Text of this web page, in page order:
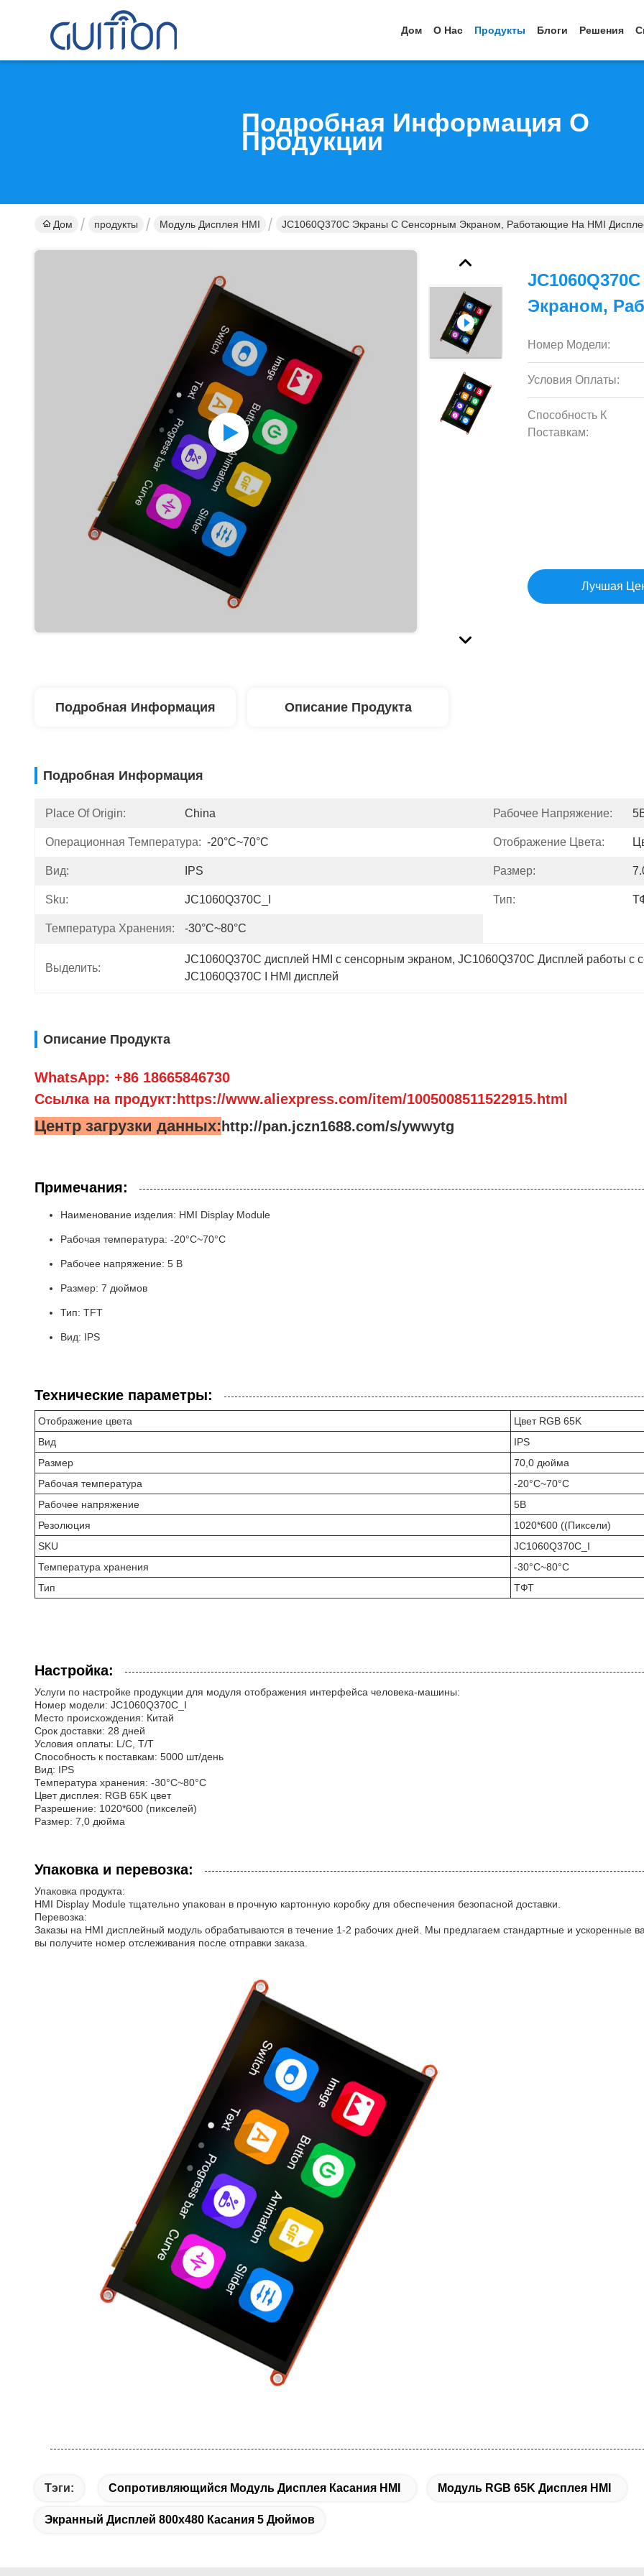
Дом О Нас Продукты Блоги Решения
Подробная Информация О
Продукции
Дом продукты Модуль Дисплея HMI JC1060Q370C Экраны С Сенсорным Экраном, Работающие На HMI
Экраном,
Номер Модели:
Условия Оплаты:
Способность К
Поставкам:
Лучшая
Подробная Информация Описание Продукта
Подробная Информация
Place Of Origin: China Рабочее Напряжение:
Операционная Температура: -20°C~70°C Отображение Цвета:
Вид: IPS Размер:
Sku: JC1060Q370C_I Тип:
Температура Хранения: -30°C~80°C
Выделить:
JC1060Q370C дисплей HMI с сенсорным экраном, JC1060Q370C Дисплей работы с
JC1060Q370C I HMI дисплей
Описание Продукта
WhatsApp: +86 18665846730
Ссылка на продукт:https://www.aliexpress.com/item/1005008511522915.html
Центр загрузки данных: http://pan.jczn1688.com/s/ywwytg
Примечания:
Наименование изделия: HMI Display Module
Рабочая температура: -20°C~70°C
Рабочее напряжение: 5 В
Размер: 7 дюймов
Тип: TFT
Вид: IPS
Технические параметры:
Отображение цвета
Цвет RGB 65K
Вид
IPS
Размер
70,0 дюйма
Рабочая температура
-20°C~70°C
Рабочее напряжение
5В
Резолюция
1020*600 ((Пиксели)
SKU
JC1060Q370C_I
Температура хранения
-30°C~80°C
Тип
ТФТ
Настройка:
Услуги по настройке продукции для модуля отображения интерфейса человека-машины:
Номер модели: JC1060Q370C_I
Место происхождения: Китай
Срок доставки: 28 дней
Условия оплаты: L/C, T/T
Способность к поставкам: 5000 шт/день
Вид: IPS
Температура хранения: -30°C~80°C
Цвет дисплея: RGB 65K цвет
Разрешение: 1020*600 (пикселей)
Размер: 7,0 дюйма
Упаковка и перевозка:
Упаковка продукта:
HMI Display Module тщательно упакован в прочную картонную коробку для обеспечения безопасной доставки.
Перевозка:
Заказы на HMI дисплейный модуль обрабатываются в течение 1-2 рабочих дней. Мы предлагаем стандартные и ускоренные
вы получите номер отслеживания после отправки заказа.
Тэги: Сопротивляющийся Модуль Дисплея Касания HMI Модуль RGB 65K Дисплея HMI
Экранный Дисплей 800x480 Касания 5 Дюймов